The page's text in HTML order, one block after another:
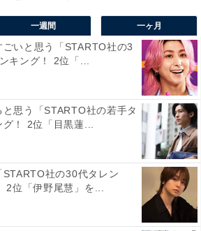
一週間 一ヶ月
いと思う「STARTO社の3
キング！ 2位「...
思う「STARTO社の若手タ
！ 2位「目黒蓮...
社の30代タレン
2位「伊野尾慧」を...